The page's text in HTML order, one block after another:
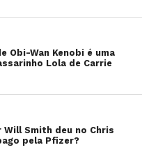
Obi-Wan Kenobi é uma
Lola de Carrie
Smith deu no Chris
pela Pfizer?